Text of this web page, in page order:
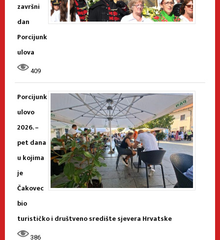
završni
dan
Porcijunk
ulova
409
Porcijunk
ulovo
2026. –
pet dana
u kojima
je
Čakovec
bio
turističko i društveno središte sjevera Hrvatske
386